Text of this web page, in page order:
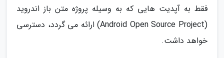
فقط به آپدیت هایی که به وسیله پروژه متن باز اندروید
(Android Open Source Project) ارائه می گردد، دسترسی
خواهد داشت.